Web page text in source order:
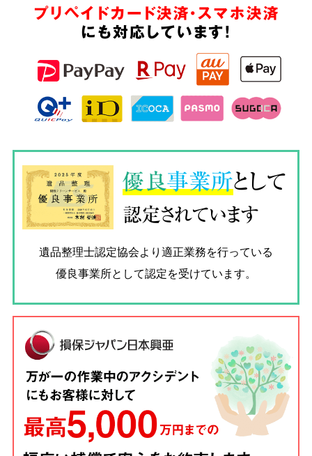
プリペイドカード決済・スマホ決済
にも対応しています!
優良事業所として
認定されています
遺品整理士認定協会より適正業務を行っている
優良事業所として認定を受けています。